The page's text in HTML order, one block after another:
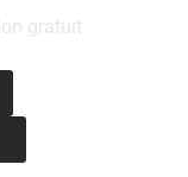
gratuit